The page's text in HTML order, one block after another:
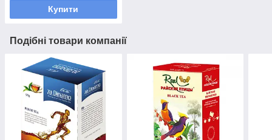
Купити
Подібні товари компанії